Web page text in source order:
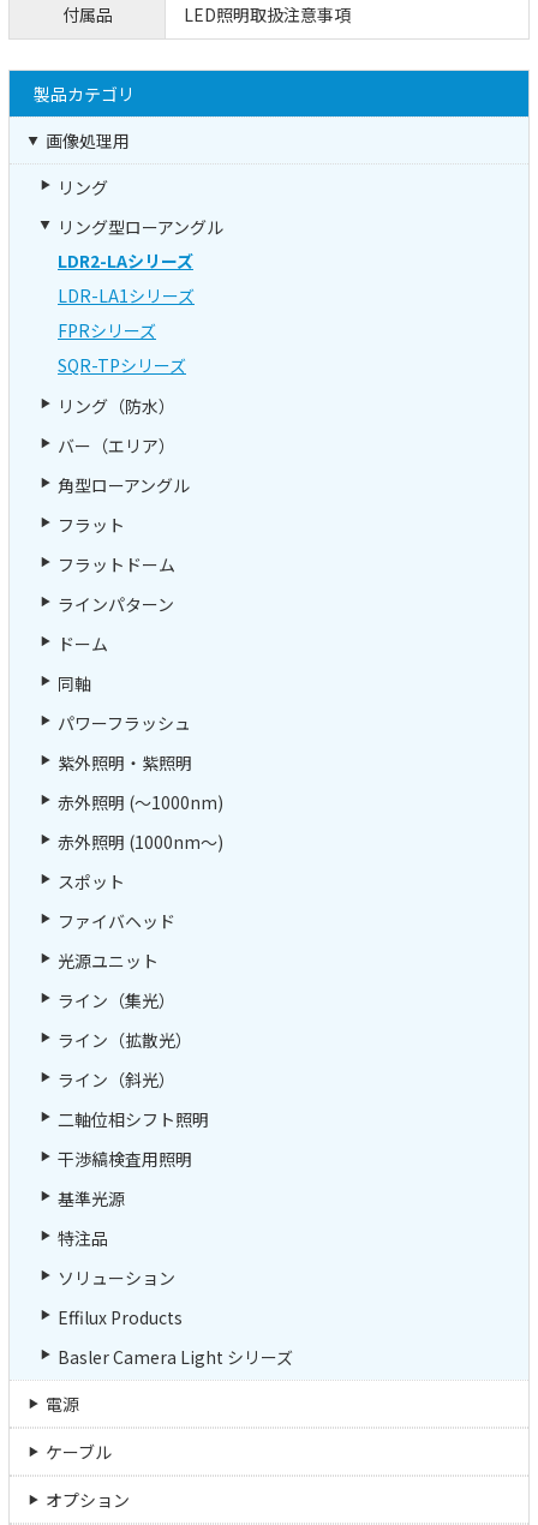
付属品
LED照明取扱注意事項
製品カテゴリ
画像処理用
リング
リング型ローアングル
LDR2-LAシリーズ
LDR-LA1シリーズ
FPRシリーズ
SQR-TPシリーズ
リング（防水）
バー（エリア）
角型ローアングル
フラット
フラットドーム
ラインパターン
ドーム
同軸
パワーフラッシュ
紫外照明・紫照明
赤外照明 (～1000nm)
赤外照明 (1000nm～)
スポット
ファイバヘッド
光源ユニット
ライン（集光）
ライン（拡散光）
ライン（斜光）
二軸位相シフト照明
干渉縞検査用照明
基準光源
特注品
ソリューション
Effilux Products
Basler Camera Light シリーズ
電源
ケーブル
オプション